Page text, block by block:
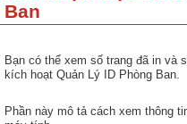
Ban
Bạn có thể xem số trang đã in và
kích hoạt Quản Lý ID Phòng Ban.
Phần này mô tả cách xem thông